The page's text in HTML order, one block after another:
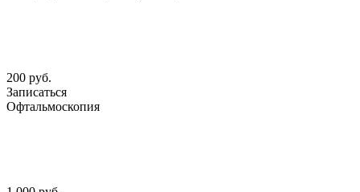
200 руб.
Записаться
Офтальмоскопия